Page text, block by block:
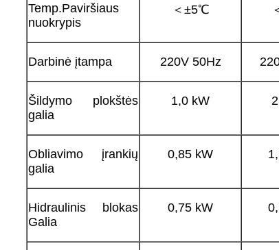
Temp.Paviršiaus
nuokrypis
＜±5℃
Darbinė įtampa 220V 50Hz
Šildymo plokštės
galia
1,0 kW
Obliavimo įrankių
galia
0,85 kW
Hidraulinis blokas
Galia
0,75 kW